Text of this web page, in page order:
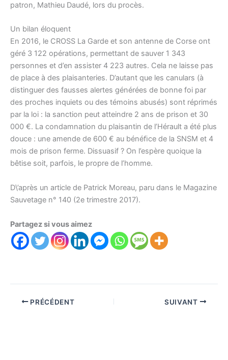
patron, Mathieu Daudé, lors du procès.
Un bilan éloquent
En 2016, le CROSS La Garde et son antenne de Corse ont
géré 3 122 opérations, permettant de sauver 1 343
personnes et d’en assister 4 223 autres. Cela ne laisse pas
de place à des plaisanteries. D’autant que les canulars (à
distinguer des fausses alertes générées de bonne foi par
des proches inquiets ou des témoins abusés) sont réprimés
par la loi : la sanction peut atteindre 2 ans de prison et 30
000 €. La condamnation du plaisantin de l’Hérault a été plus
douce : une amende de 600 € au bénéﬁce de la SNSM et 4
mois de prison ferme. Dissuasif ? On l’espère quoique la
bêtise soit, parfois, le propre de l’homme.
D\’après un article de Patrick Moreau, paru dans le Magazine
Sauvetage n° 140 (2e trimestre 2017).
Partagez si vous aimez
PRÉCÉDENT SUIVANT